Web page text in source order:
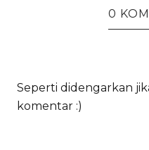
0
Seperti didengarkan
komentar :)